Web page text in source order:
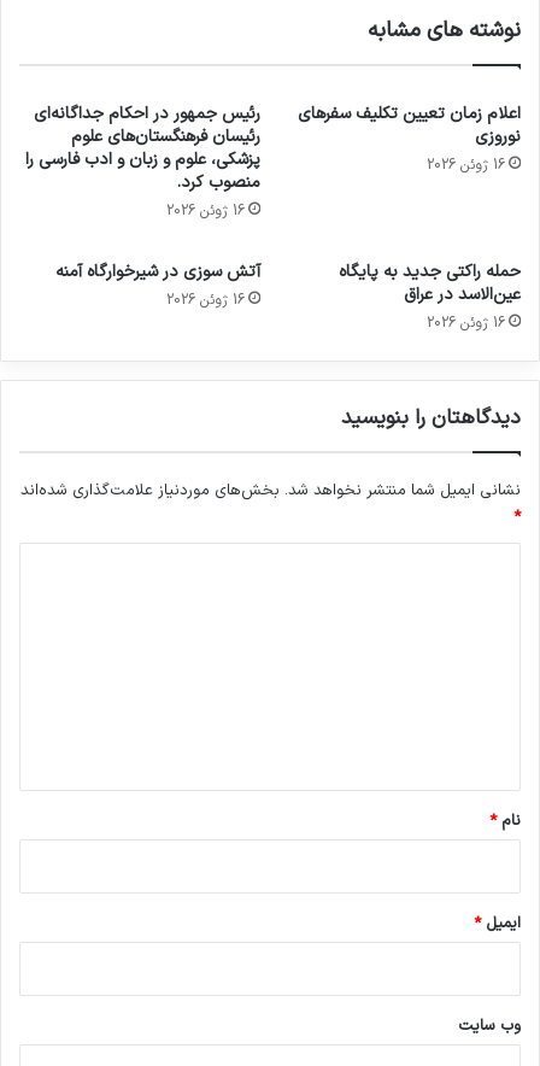
نوشته های مشابه
اعلام زمان تعیین تکلیف سفرهای
نوروزی
16 ژوئن 2026
رئیس جمهور در احکام جداگانه‌ای
رئیسان فرهنگستان‌های علوم
پزشکی، علوم و زبان و ادب فارسی را
منصوب کرد.
16 ژوئن 2026
حمله راکتی جدید به پایگاه
عین‌الاسد در عراق
16 ژوئن 2026
آتش سوزی در شیرخوارگاه آمنه
16 ژوئن 2026
دیدگاهتان را بنویسید
نشانی ایمیل شما منتشر نخواهد شد. بخش‌های موردنیاز علامت‌گذاری شده‌اند
*
نام*
ایمیل*
وب‌ سایت